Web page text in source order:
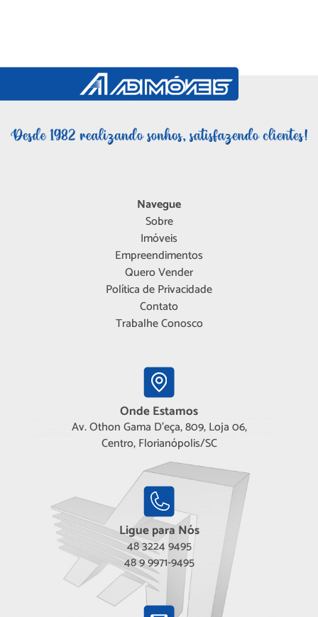
Navegue
Sobre
Imóveis
Empreendimentos
Quero Vender
Política de Privacidade
Contato
Trabalhe Conosco
Onde Estamos
Av. Othon Gama D'eça, 809, Loja 06,
Centro, Florianópolis/SC
Ligue para Nós
48 3224 9495
48 9 9971-9495